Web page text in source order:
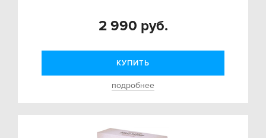
2 990 руб.
КУПИТЬ
подробнее